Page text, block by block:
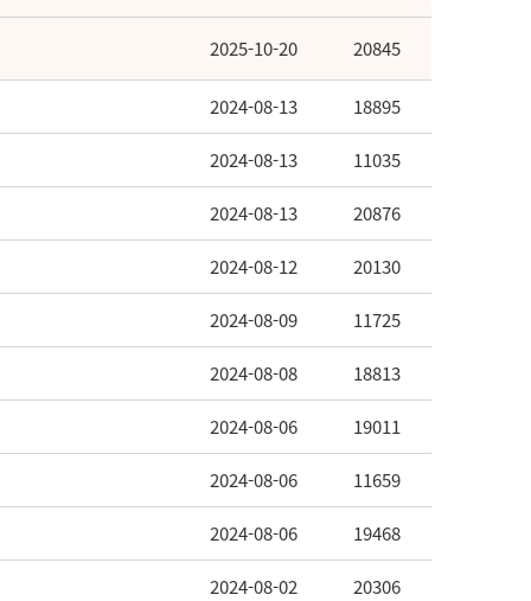
2025-10-20 20845
2024-08-13 18895
2024-08-13 11035
2024-08-13 20876
2024-08-12 20130
2024-08-09 11725
2024-08-08 18813
2024-08-06 19011
2024-08-06 11659
2024-08-06 19468
2024-08-02 20306